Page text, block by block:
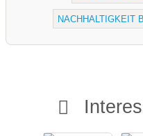
NACHHALTIGKEIT